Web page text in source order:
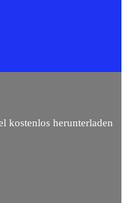
kostenlos herunterladen